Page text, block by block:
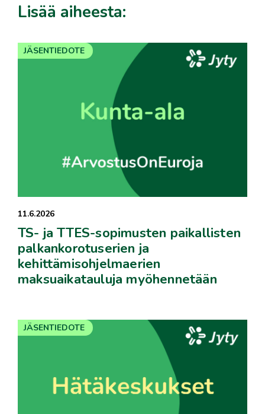
Lisää aiheesta:
11.6.2026
TS- ja TTES-sopimusten paikallisten
palkankorotuserien ja
kehittämisohjelmaerien
maksuaikatauluja myöhennetään
JÄSENTIEDOTE
JÄSENTIEDOTE